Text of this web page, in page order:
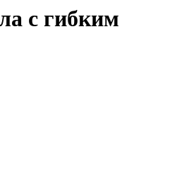
с гибким